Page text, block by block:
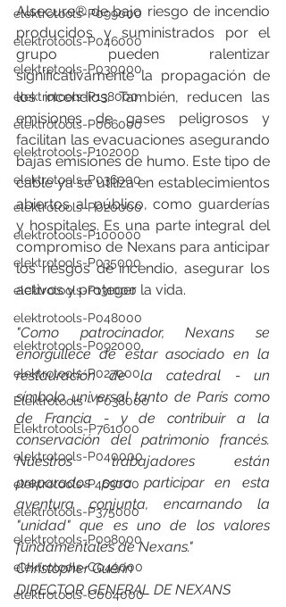
elektrotools-P099000
elektrotools-P046000
elektrotools-P030000
elektrotools-P138000
elektrotools-P066000
elektrotools-P102000
elektrotools-P036000
elektrotools-P020000
elektrotools-P100000
elektrotools-P035000
elektrotools-P131000
elektrotools-P048000
elektrotools-P092000
elektrotools-P027000
Elektrotools - P038000
Elektrotools-P761000
elektrotools-P040000
elektrotools-P463000
elektrotools-P375000
elektrotools-P098000
elektrotools-C049000
elektrotools-C004000
Alsecure® de bajo riesgo de incendio
producidos y suministrados por el
grupo pueden ralentizar
significativamente la propagación de
los incendios. También, reducen las
emisiones de gases peligrosos y
facilitan las evacuaciones asegurando
bajas emisiones de humo. Este tipo de
cable ya se utiliza en establecimientos
abiertos al público, como guarderías
y hospitales. Es una parte integral del
compromiso de Nexans para anticipar
los riesgos de incendio, asegurar los
activos y proteger la vida.
"Como patrocinador, Nexans se
enorgullece de estar asociado en la
restauración de la catedral - un
símbolo universal tanto de París como
de Francia - y de contribuir a la
conservación del patrimonio francés.
Nuestros trabajadores están
preparados para participar en esta
aventura conjunta, encarnando la
"unidad" que es uno de los valores
fundamentales de Nexans."
Christopher Guérin
DIRECTOR GENERAL DE NEXANS